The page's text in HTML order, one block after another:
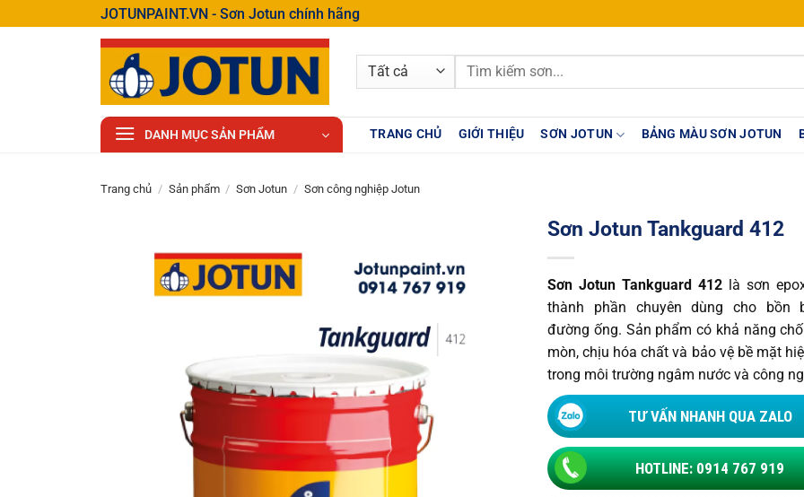
qua
JOTUNPAINT.VN - Sơn Jotun chính hãng
Tìm
kiếm:
DANH MỤC SẢN PHẨM TRANG CHỦ GIỚI THIỆU SƠN JOTUN BẢNG MÀU SƠN JOTUN
Trang chủ / Sản phẩm / Sơn Jotun / Sơn công nghiệp Jotun
Sơn Jotun Tankguard 412
Sơn Jotun Tankguard 412 là sơn
thành phần chuyên dùng cho bồn
đường ống. Sản phẩm có khả năng
mòn, chịu hóa chất và bảo vệ bề mặt
trong môi trường ngâm nước và công
TƯ VẤN NHANH QUA ZALO
HOTLINE: 0914 767 919